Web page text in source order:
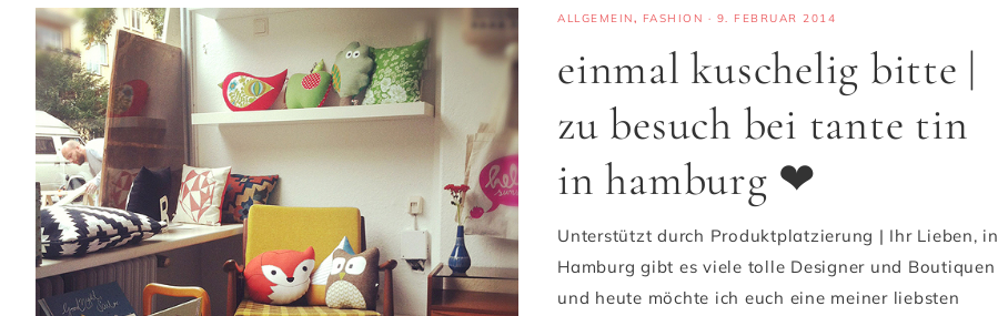
ALLGEMEIN, FASHION · 9. FEBRUAR 2014
einmal kuschelig bitte |
zu besuch bei tante tin
in hamburg ❤
Unterstützt durch Produktplatzierung | Ihr Lieben, in
Hamburg gibt es viele tolle Designer und Boutiquen
und heute möchte ich euch eine meiner liebsten